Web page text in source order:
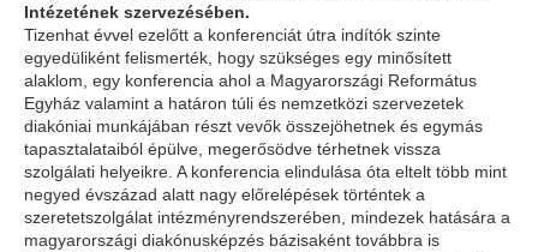
Intézetének szervezésében.
Tizenhat évvel ezelőtt a konferenciát útra indítók szinte
egyedüliként felismerték, hogy szükséges egy minősített
alaklom, egy konferencia ahol a Magyarországi Református
Egyház valamint a határon túli és nemzetközi szervezetek
diakóniai munkájában részt vevők összejöhetnek és egymás
tapasztalataiból épülve, megerősödve térhetnek vissza
szolgálati helyeikre. A konferencia elindulása óta eltelt több mint
negyed évszázad alatt nagy előrelépések történtek a
szeretetszolgálat intézményrendszerében, mindezek hatására a
magyarországi diakónusképzés bázisaként továbbra is